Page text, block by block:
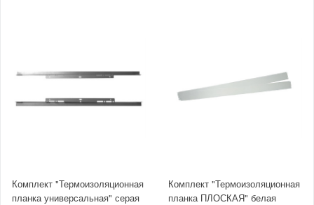
Комплект "Термоизоляционная
планка универсальная" серая
Комплект "Термоизоляционная
планка ПЛОСКАЯ" белая